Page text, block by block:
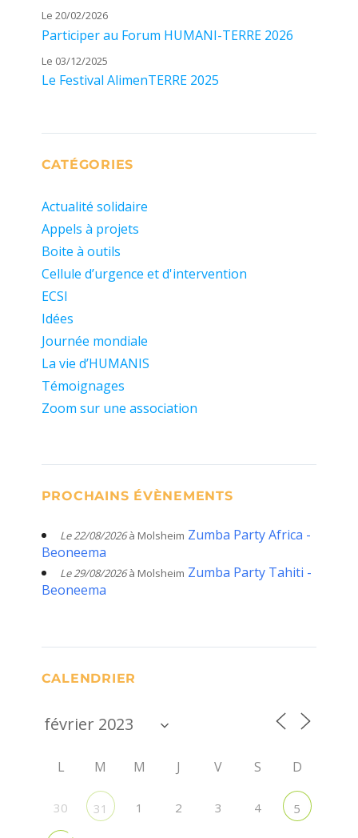
Le 20/02/2026
Participer au Forum HUMANI-TERRE 2026
Le 03/12/2025
Le Festival AlimenTERRE 2025
CATÉGORIES
Actualité solidaire
Appels à projets
Boite à outils
Cellule d’urgence et d'intervention
ECSI
Idées
Journée mondiale
La vie d’HUMANIS
Témoignages
Zoom sur une association
PROCHAINS ÉVÈNEMENTS
Le 22/08/2026à Molsheim Zumba Party Africa -
Beoneema
Le 29/08/2026à Molsheim Zumba Party Tahiti -
Beoneema
CALENDRIER
L M M J V S D
30 31 1 2 3 4 5